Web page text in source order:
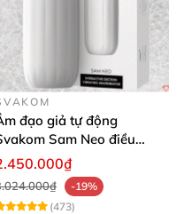
đạo giả tự động
Sam Neo điều
qua app webcam cao
-19%
(473)